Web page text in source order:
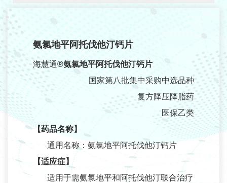
新闻中心
媒体报道
投资者关系
氨氯地平阿托伐他汀钙片
海慧通®氨氯地平阿托伐他汀钙片
国家第八批集中采购中选品种
复方降压降脂药
医保乙类
【药品名称】
通用名称：氨氯地平阿托伐他汀钙片
【适应症】
适用于需氨氯地平和阿托伐他汀联合治疗